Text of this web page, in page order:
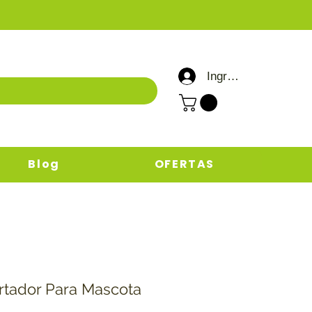
Ingresar /
Blog OFERTAS
Para Mascota